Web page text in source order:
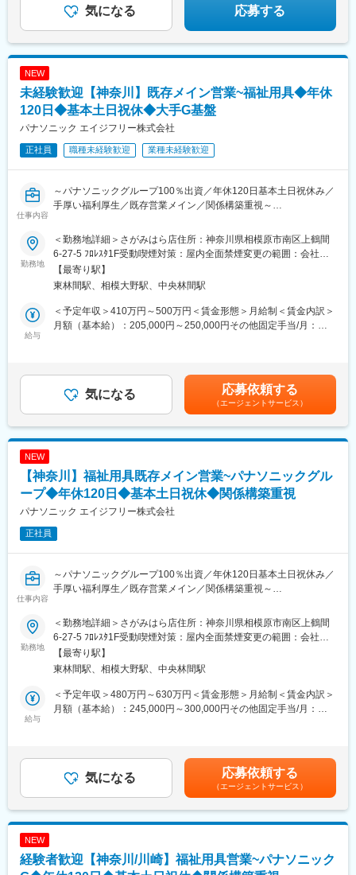
能・初期費用会社負担等の移住支援あり（規定有）・UIターン転
勤希望者への年間の支援あり（規定有）☆マイカー通勤手当あり
気になる 応募する
NEW
未経験歓迎【神奈川】既存メイン営業~福祉用具◆年休
120日◆基本土日祝休◆大手G基盤
パナソニック エイジフリー株式会社
正社員 職種未経験歓迎 業種未経験歓迎
仕事内容
～パナソニックグループ100％出資／年休120日基本土日祝休み／
手厚い福利厚生／既存営業メイン／関係構築重視～
業をお任せします。
■職務概要
担当エリアのケアマネジャーとの信頼関係を築きながら、介護を
必要とする方々の生活を支える提案営業です。
既存顧客の引き継ぎを起点に、新商品のご案内を通じて関係を深
め、日々の丁寧なコミュニケーションで信頼を獲得。ケアマネジ
携を通じて最適な商品・サービスを届けられることが、この仕事
の大きなやりがいです。単なる営業にとどまらず、地域の介護を
支える社会貢献性の高い役割を担えます。
関係構築をしていきます。
・日々の活動を通し、信頼を得ていくことでご紹介をいただきな
がら活動の幅を広げていきます。
整を行ったりする専門職です。
介護者の方）
・お客様の困りごとや身体状況等をヒアリングし、家の危険箇所
をチェック。
・ 介護用品からリフォームまで生活の質改善に向けてご提案
※ 17時頃には事務所へ帰社（基本19時頃には退社）します。
の研修で学んでいただきます。
スパートが在籍。営業先で専門的な問い合わせを受けた場合も、
務スタッフがサポートします。
勤務地
＜勤務地詳細＞さがみはら店住所：神奈川県相模原市南区上鶴間
6-27-5 ﾌﾛﾚｽﾀ1F受動喫煙対策：屋内全面禁煙変更の範囲：会社の
定める事業所
【最寄り駅】
東林間駅、相模大野駅、中央林間駅
給与
＜予定年収＞410万円～500万円＜賃金形態＞月給制＜賃金内訳＞
月額（基本給）：205,000円～250,000円その他固定手当/月：
下する可能性があります。月給(月額)は固定手当を含めた表記で
す。
気になる 応募依頼する
（エージェントサービス）
NEW
【神奈川】福祉用具既存メイン営業~パナソニックグル
ープ◆年休120日◆基本土日祝休◆関係構築重視
パナソニック エイジフリー株式会社
正社員
仕事内容
～パナソニックグループ100％出資／年休120日基本土日祝休み／
手厚い福利厚生／既存営業メイン／関係構築重視～
業をお任せします。
■当求人の魅力：
◎早期キャリアアップ可能
例）キャリ入社7年目：店長に昇格、新卒入社6年目：店長昇格
◎インセンティブ手当あり
例）平均15～20万円、最高50万円支給の社員もあり（半期ごと）
■企業魅力：
・週1回のノー残業デー設定あり
・地域限定社員制度あり（給与に変動なし）
・主任500万円程度～／課長600万円程度～／部長700万円程度～
勤務地
＜勤務地詳細＞さがみはら店住所：神奈川県相模原市南区上鶴間
6-27-5 ﾌﾛﾚｽﾀ1F受動喫煙対策：屋内全面禁煙変更の範囲：会社の
定める事業所
【最寄り駅】
東林間駅、相模大野駅、中央林間駅
給与
＜予定年収＞480万円～630万円＜賃金形態＞月給制＜賃金内訳＞
月額（基本給）：245,000円～300,000円その他固定手当/月：
選考を通じて上下する可能性があります。月給(月額)は固定手当を
含めた表記です。
気になる 応募依頼する
（エージェントサービス）
NEW
経験者歓迎【神奈川/川崎】福祉用具営業~パナソニック